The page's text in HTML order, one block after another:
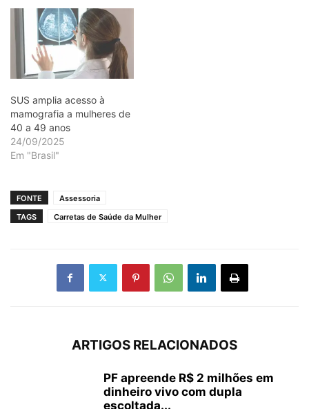
SUS amplia acesso à
mamografia a mulheres de
40 a 49 anos
24/09/2025
Em "Brasil"
FONTE
Assessoria
TAGS
Carretas de Saúde da Mulher
ARTIGOS RELACIONADOS
PF apreende R$ 2 milhões em
dinheiro vivo com dupla
escoltada...